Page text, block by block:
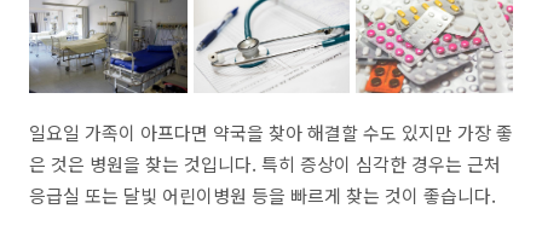
일요일 가족이 아프다면 약국을 찾아 해결할 수도 있지만 가장 좋
은 것은 병원을 찾는 것입니다. 특히 증상이 심각한 경우는 근처
응급실 또는 달빛 어린이병원 등을 빠르게 찾는 것이 좋습니다.